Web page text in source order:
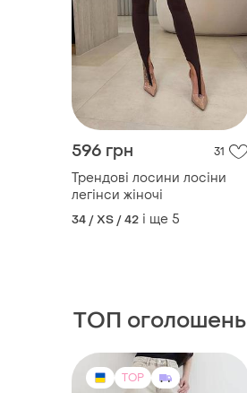
596 грн 31
Трендові лосини лосіни
легінси жіночі
34 / XS / 42 і ще 5
ТОП оголошень
TOP